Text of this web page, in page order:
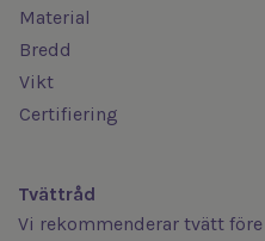
Material
Bredd
Vikt
Certifiering
Tvättråd
Vi rekommenderar tvätt